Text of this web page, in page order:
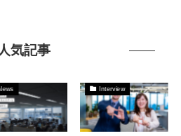
人気記事
Interview